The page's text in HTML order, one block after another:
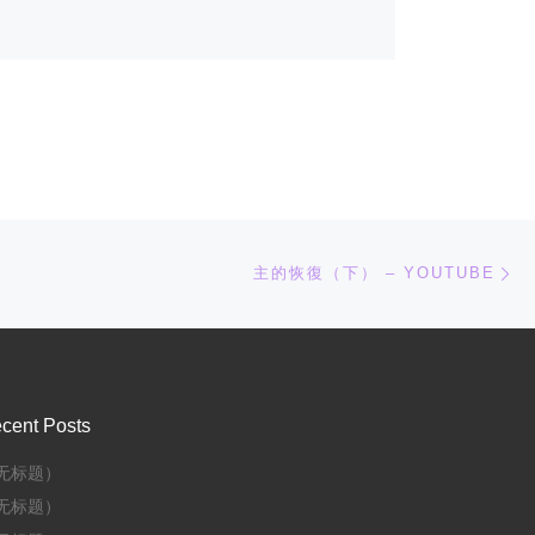
主的恢復（下） – YOUTUBE
Posts
标题）
标题）